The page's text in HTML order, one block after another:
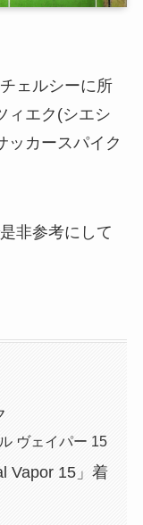
ェルシーに所
ィエク(シエシ
ッカースパイク
非参考にして
ヴェイパー 15
Vapor 15」着